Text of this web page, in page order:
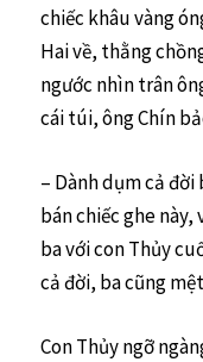
chiếc khâu vàng
Hai về, thằng
ngước nhìn trân
cái túi, ông Chín
– Dành dụm cả đời
bán chiếc ghe
ba với con Thủy
cả đời, ba cũng
Con Thủy ngỡ